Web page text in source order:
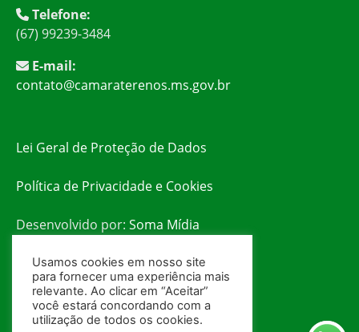
Telefone:
(67) 99239-3484
E-mail:
contato@camaraterenos.ms.gov.br
Lei Geral de Proteção de Dados
Política de Privacidade e Cookies
Desenvolvido por: Soma Mídia
Usamos cookies em nosso site
para fornecer uma experiência mais
relevante. Ao clicar em “Aceitar”
você estará concordando com a
utilização de todos os cookies.